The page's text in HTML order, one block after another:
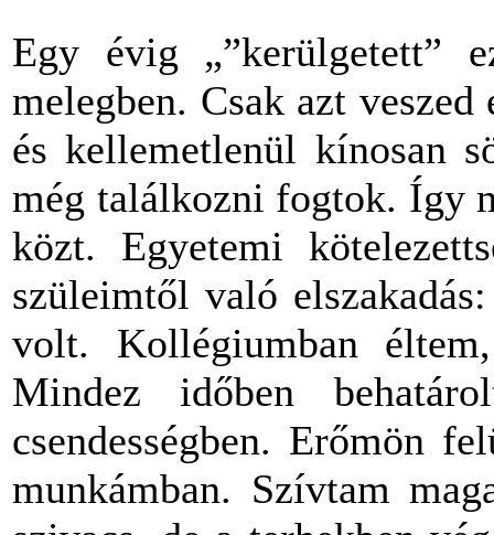
Egy évig
melegben. Csak azt
és kellemetlenül kínosan
még találkozni fogtok. Így
közt. Egyetemi
szüleimtől való
volt. Kollégiumban
Mindez időben
csendességben. Erőmön
munkámban. Szívtam